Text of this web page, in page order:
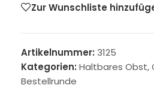
Zur Wunschliste
Artikelnummer: 3125
Kategorien: Haltbares Obst,
Bestellrunde